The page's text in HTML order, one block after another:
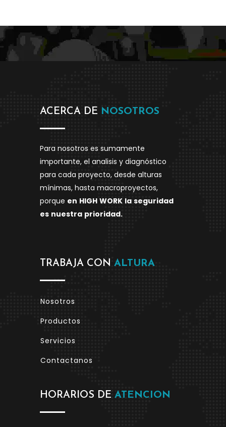
ACERCA DE NOSOTROS
Para nosotros es sumamente
importante, el analisis y diagnóstico
para cada proyecto, desde alturas
mínimas, hasta macroproyectos,
porque en HIGH WORK la seguridad
es nuestra prioridad.
TRABAJA CON ALTURA
Nosotros
Productos
Servicios
Contactanos
HORARIOS DE ATENCION